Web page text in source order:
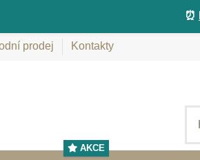
⏰
prodej Kontakty
AKCE